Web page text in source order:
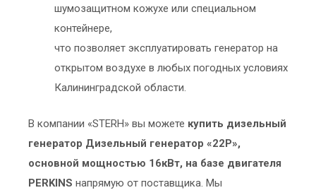
шумозащитном кожухе или специальном
контейнере,
что позволяет эксплуатировать генератор на
открытом воздухе в любых погодных условиях
Калининградской области.
В компании «STERH» вы можете купить дизельный
генератор Дизельный генератор «22P»,
основной мощностью 16кВт, на базе двигателя
PERKINS напрямую от поставщика. Мы